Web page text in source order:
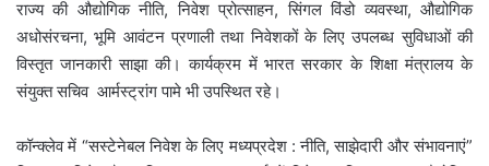
राज्य की औद्योगिक नीति, निवेश प्रोत्साहन, सिंगल विंडो व्यवस्था, औद्योगिक
अधोसंरचना, भूमि आवंटन प्रणाली तथा निवेशकों के लिए उपलब्ध सुविधाओं की
विस्तृत जानकारी साझा की। कार्यक्रम में भारत सरकार के शिक्षा मंत्रालय के
संयुक्त सचिव आर्मस्ट्रांग पामे भी उपस्थित रहे।
कॉन्क्लेव में “सस्टेनेबल निवेश के लिए मध्यप्रदेश : नीति, साझेदारी और संभावनाएं”